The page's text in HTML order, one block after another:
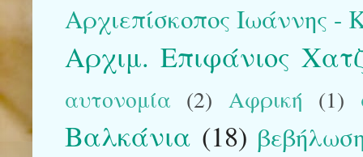
Αρχιεπίσκοπος Ιωάννης -
Αρχιμ. Επιφάνιος
αυτονομία (2) Αφρική (1)
Βαλκάνια (18)